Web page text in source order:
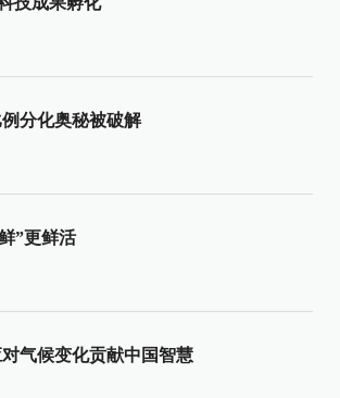
分化奥秘被破解
”更鲜活
气候变化贡献中国智慧